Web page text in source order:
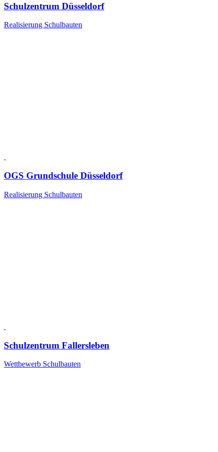
Schulzentrum Düsseldorf
Realisierung Schulbauten
OGS Grundschule Düsseldorf
Realisierung Schulbauten
Schulzentrum Fallersleben
Wettbewerb Schulbauten